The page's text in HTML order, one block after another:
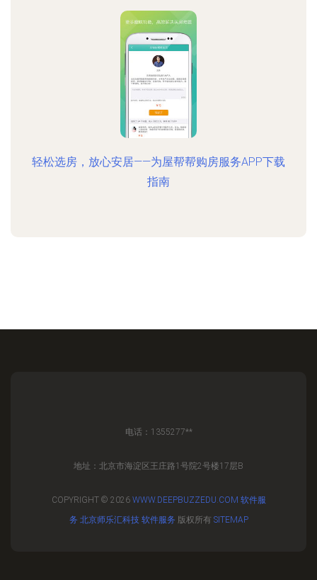
轻松选房，放心安居——为屋帮帮购房服务APP下载
指南
电话：1355277**
地址：北京市海淀区王庄路1号院2号楼17层B
COPYRIGHT © 2026 WWW.DEEPBUZZEDU.COM 软件服
务 北京师乐汇科技 软件服务 版权所有 SITEMAP